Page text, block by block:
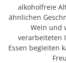
alkoholfreie
ähnlichen
Wein und
verarbeiteten
Essen begleiten